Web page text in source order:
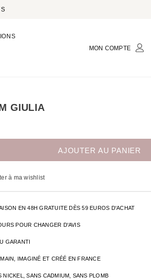
MON COMPTE
GIULIA
à ma wishlist
EN 48H GRATUITE DÈS 59 EUROS D'ACHAT
POUR CHANGER D'AVIS
GARANTI
IMAGINÉ ET CRÉÉ EN FRANCE
NICKEL, SANS CADMIUM, SANS PLOMB